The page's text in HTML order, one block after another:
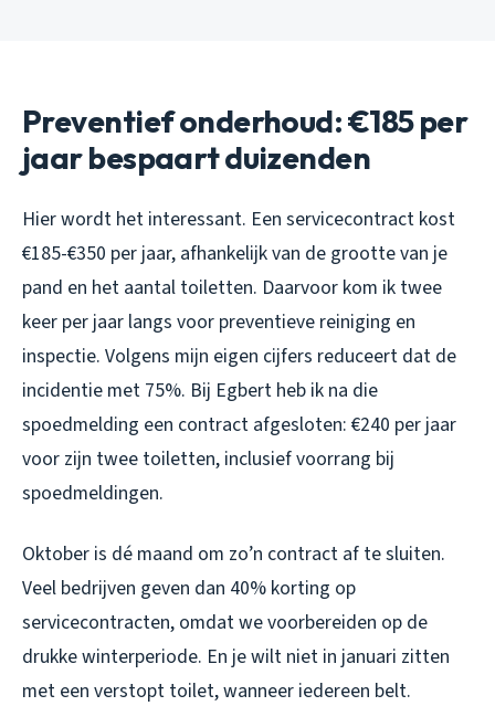
Preventief onderhoud: €185 per
jaar bespaart duizenden
Hier wordt het interessant. Een servicecontract kost
€185-€350 per jaar, afhankelijk van de grootte van je
pand en het aantal toiletten. Daarvoor kom ik twee
keer per jaar langs voor preventieve reiniging en
inspectie. Volgens mijn eigen cijfers reduceert dat de
incidentie met 75%. Bij Egbert heb ik na die
spoedmelding een contract afgesloten: €240 per jaar
voor zijn twee toiletten, inclusief voorrang bij
spoedmeldingen.
Oktober is dé maand om zo’n contract af te sluiten.
Veel bedrijven geven dan 40% korting op
servicecontracten, omdat we voorbereiden op de
drukke winterperiode. En je wilt niet in januari zitten
met een verstopt toilet, wanneer iedereen belt.